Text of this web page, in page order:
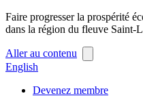
Faire progresser la prospérité
dans la région du fleuve Saint-
Aller au contenu
English
Devenez membre